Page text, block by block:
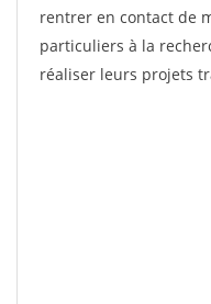
rentrer en contact de
particuliers à la
réaliser leurs projets